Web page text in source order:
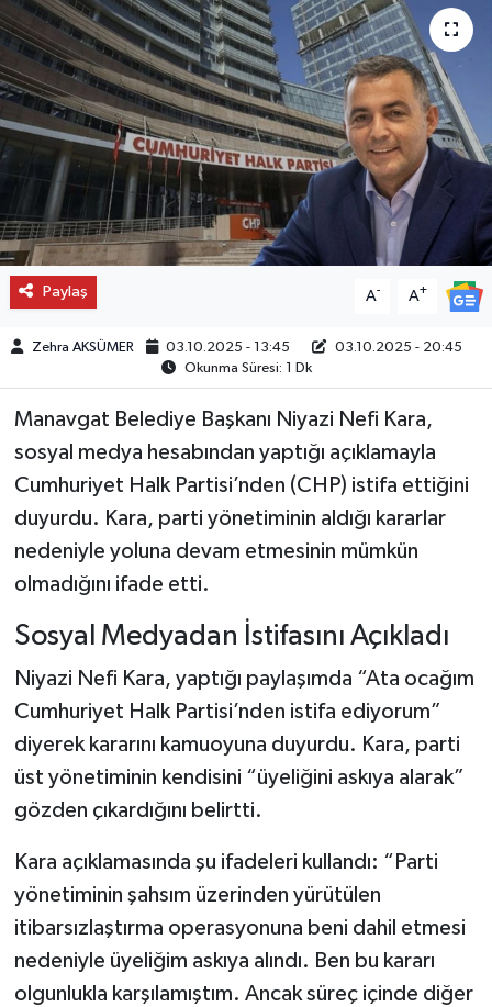
Paylaş A- A+
Zehra AKSÜMER 03.10.2025 - 13:45
03.10.2025 - 20:45
Okunma Süresi: 1 Dk
Manavgat Belediye Başkanı Niyazi Nefi Kara,
sosyal medya hesabından yaptığı açıklamayla
Cumhuriyet Halk Partisi’nden (CHP) istifa ettiğini
duyurdu. Kara, parti yönetiminin aldığı kararlar
nedeniyle yoluna devam etmesinin mümkün
olmadığını ifade etti.
Sosyal Medyadan İstifasını Açıkladı
Niyazi Nefi Kara, yaptığı paylaşımda “Ata ocağım
Cumhuriyet Halk Partisi’nden istifa ediyorum”
diyerek kararını kamuoyuna duyurdu. Kara, parti
üst yönetiminin kendisini “üyeliğini askıya alarak”
gözden çıkardığını belirtti.
Kara açıklamasında şu ifadeleri kullandı: “Parti
yönetiminin şahsım üzerinden yürütülen
itibarsızlaştırma operasyonuna beni dahil etmesi
nedeniyle üyeliğim askıya alındı. Ben bu kararı
olgunlukla karşılamıştım. Ancak süreç içinde diğer